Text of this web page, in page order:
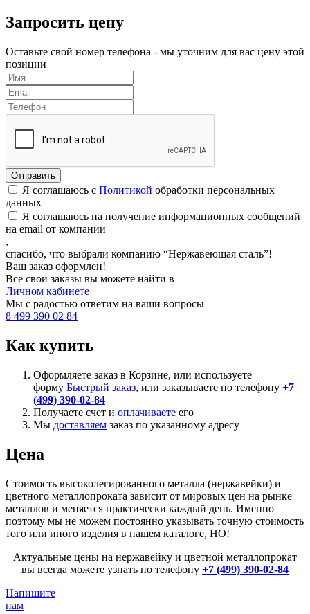
Запросить цену
Оставьте свой номер телефона - мы уточним для вас цену этой
позиции
Я соглашаюсь с Политикой обработки персональных
данных
Я соглашаюсь на получение информационных сообщений
на email от компании
,
спасибо, что выбрали компанию “Нержавеющая сталь”!
Ваш заказ оформлен!
Все свои заказы вы можете найти в
Личном кабинете
Мы с радостью ответим на ваши вопросы
8 499 390 02 84
Как купить
Оформляете заказ в Корзине, или используете
форму Быстрый заказ, или заказываете по телефону +7
(499) 390-02-84
Получаете счет и оплачиваете его
Мы доставляем заказ по указанному адресу
Цена
Стоимость высоколегированного металла (нержавейки) и
цветного металлопроката зависит от мировых цен на рынке
металлов и меняется практически каждый день. Именно
поэтому мы не можем постоянно указывать точную стоимость
того или иного изделия в нашем каталоге, НО!
Актуальные цены на нержавейку и цветной металлопрокат
вы всегда можете узнать по телефону +7 (499) 390-02-84
Напишите
нам